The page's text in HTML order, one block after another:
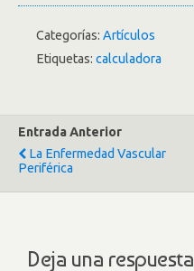
Categorías: Artículos
Etiquetas: calculadora
Entrada Anterior
La Enfermedad Vascular
Periférica
Deja una respuesta